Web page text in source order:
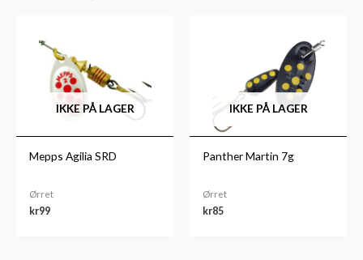
IKKE PÅ LAGER
Mepps Agilia SRD
Ørret
kr99
IKKE PÅ LAGER
Panther Martin 7g
Ørret
kr85